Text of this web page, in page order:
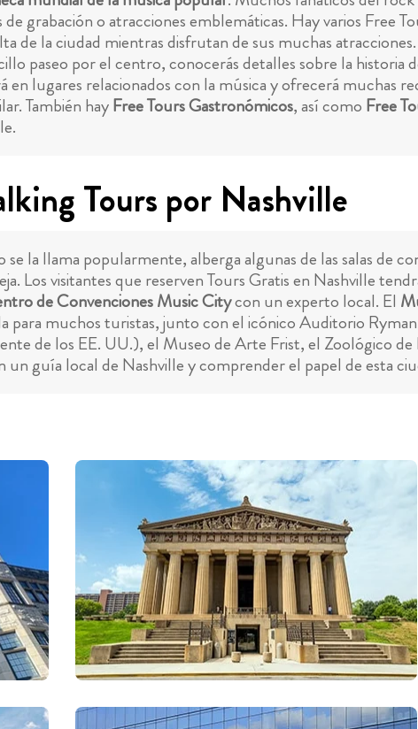
grabación o atracciones emblemáticas. Hay varios Free
de la ciudad mientras disfrutan de sus muchas
paseo por el centro, conocerás detalles sobre la
en lugares relacionados con la música y ofrecerá muchas
También hayFree Tours Gastronómicos, así como Free
Tours por Nashville
la llama popularmente, alberga algunas de las salas de
Los visitantes que reserven Tours Gratis en Nashville
de Convenciones Music Citycon un experto local. El
para muchos turistas, junto con el icónico Auditorio
de los EE. UU.), el Museo de Arte Frist, el Zoológico
un guía local de Nashville y comprender el papel de esta